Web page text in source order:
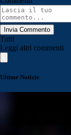
Invia Commento
Tutti
Leggi altri commenti
Ultime Notizie